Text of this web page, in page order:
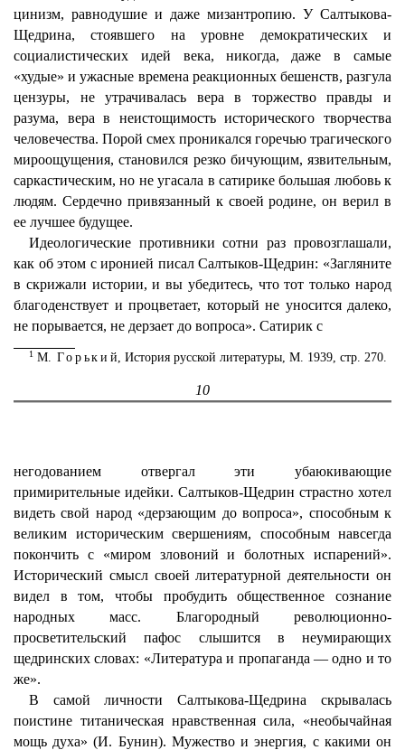
цинизм, равнодушие и даже мизантропию. У Салтыкова-
Щедрина, стоявшего на уровне демократических и
социалистических идей века, никогда, даже в самые
«худые» и ужасные времена реакционных бешенств, разгула
цензуры, не утрачивалась вера в торжество правды и
разума, вера в неистощимость исторического творчества
человечества. Порой смех проникался горечью трагического
мироощущения, становился резко бичующим, язвительным,
саркастическим, но не угасала в сатирике большая любовь к
людям. Сердечно привязанный к своей родине, он верил в
ее лучшее будущее.
Идеологические противники сотни раз провозглашали,
как об этом с иронией писал Салтыков-Щедрин: «Загляните
в скрижали истории, и вы убедитесь, что тот только народ
благоденствует и процветает, который не уносится далеко,
не порывается, не дерзает до вопроса». Сатирик с
1М. Горький, История русской литературы, М. 1939, стр. 270.
10
негодованием отвергал эти убаюкивающие
примирительные идейки. Салтыков-Щедрин страстно хотел
видеть свой народ «дерзающим до вопроса», способным к
великим историческим свершениям, способным навсегда
покончить с «миром зловоний и болотных испарений».
Исторический смысл своей литературной деятельности он
видел в том, чтобы пробудить общественное сознание
народных масс. Благородный революционно-
просветительский пафос слышится в неумирающих
щедринских словах: «Литература и пропаганда — одно и то
же».
В самой личности Салтыкова-Щедрина скрывалась
поистине титаническая нравственная сила, «необычайная
мощь духа» (И. Бунин). Мужество и энергия, с какими он